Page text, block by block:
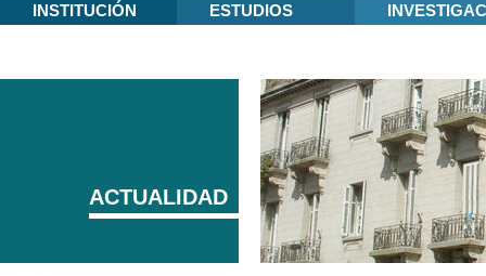
INSTITUCIÓN ESTUDIOS
ACTUALIDAD